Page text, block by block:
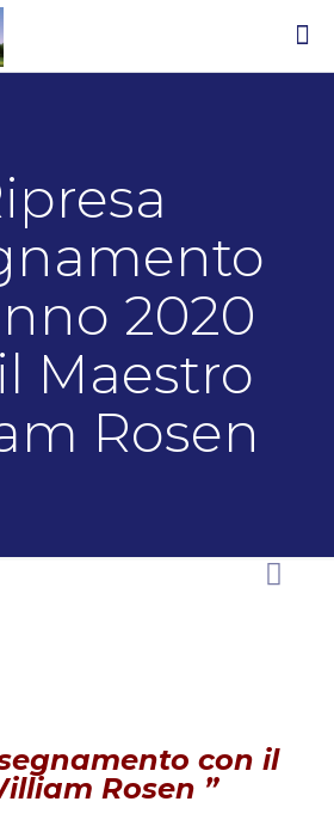
2020
Maestro
Rosen
con il
Rosen ”